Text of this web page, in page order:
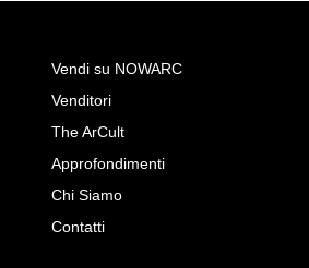
Vendi su NOWARC
Venditori
The ArCult
Approfondimenti
Chi Siamo
Contatti